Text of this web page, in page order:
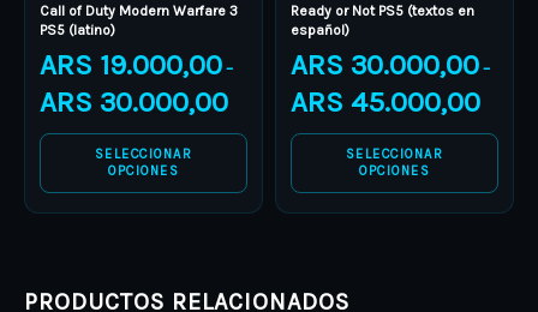
Call of Duty Modern Warfare 3
PS5 (latino)
ARS 19.000,00 –
ARS 30.000,00
SELECCIONAR
OPCIONES
on
the
product
Ready or Not PS5 (textos en
español)
ARS 30.000,00 –
ARS 45.000,00
SELECCIONAR
OPCIONES
on
the
product
PRODUCTOS RELACIONADOS